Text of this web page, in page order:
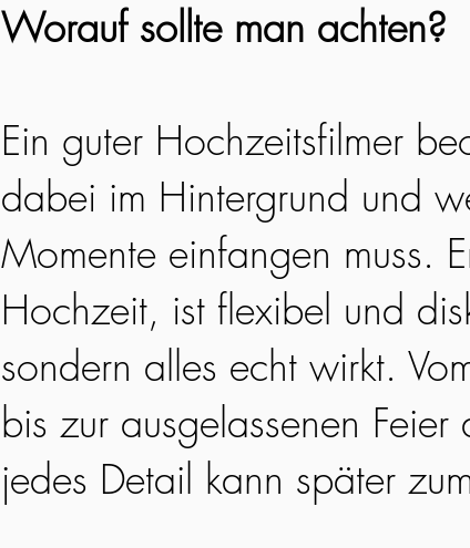
Worauf sollte man achten?
Ein guter Hochzeitsfilmer
dabei im Hintergrund und
Momente einfangen muss.
Hochzeit, ist flexibel und
sondern alles echt wirkt.
bis zur ausgelassenen
jedes Detail kann später